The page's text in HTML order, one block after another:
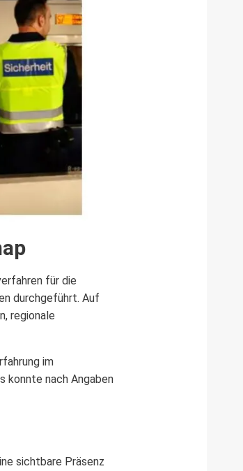
für die
durchgeführt. Auf
regionale
im
konnte nach Angaben
sichtbare Präsenz